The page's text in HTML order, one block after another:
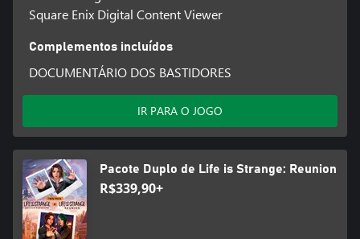
Square Enix Digital Content Viewer
Complementos incluídos
DOCUMENTÁRIO DOS BASTIDORES
IR PARA O JOGO
Pacote Duplo de Life is Strange: Reunion
R$339,90+